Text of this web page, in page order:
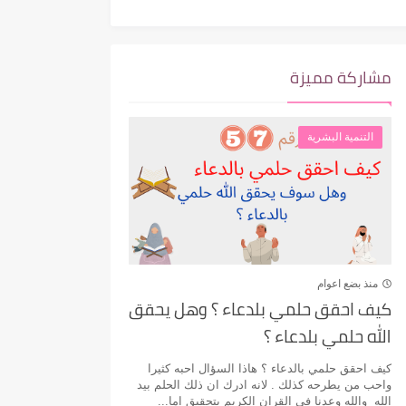
مشاركة مميزة
التنمية البشرية
منذ بضع اعوام
كيف احقق حلمي بلدعاء ؟ وهل يحقق
الله حلمي بلدعاء ؟
كيف احقق حلمي بالدعاء ؟ هاذا السؤال احبه كثيرا
واحب من يطرحه كذلك . لانه ادرك ان ذلك الحلم بيد
الله والله وعدنا في القران الكريم بتحقيق اما...